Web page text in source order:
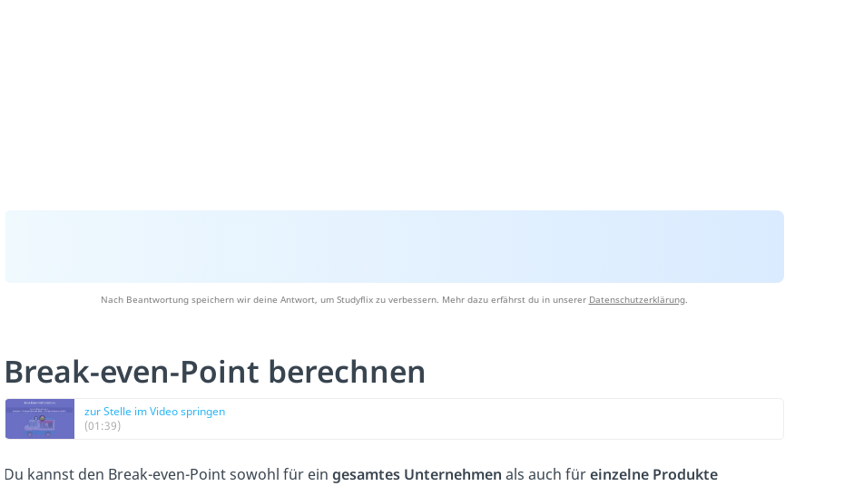
Nach Beantwortung speichern wir deine Antwort, um Studyflix zu verbessern. Mehr dazu erfährst du in unserer Datenschutzerklärung.
Break-even-Point berechnen
zur Stelle im Video springen
(01:39)
Du kannst den Break-even-Point sowohl für ein gesamtes Unternehmen als auch füreinzelne Produkte